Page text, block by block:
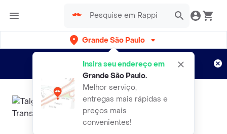
Grande São Paulo
Insira seu endereço em
Grande São Paulo.
Melhor serviço,
entregas mais rápidas e
preços mais
convenientes!
Entregas grátis por 15 dias!
Aplicam T&C